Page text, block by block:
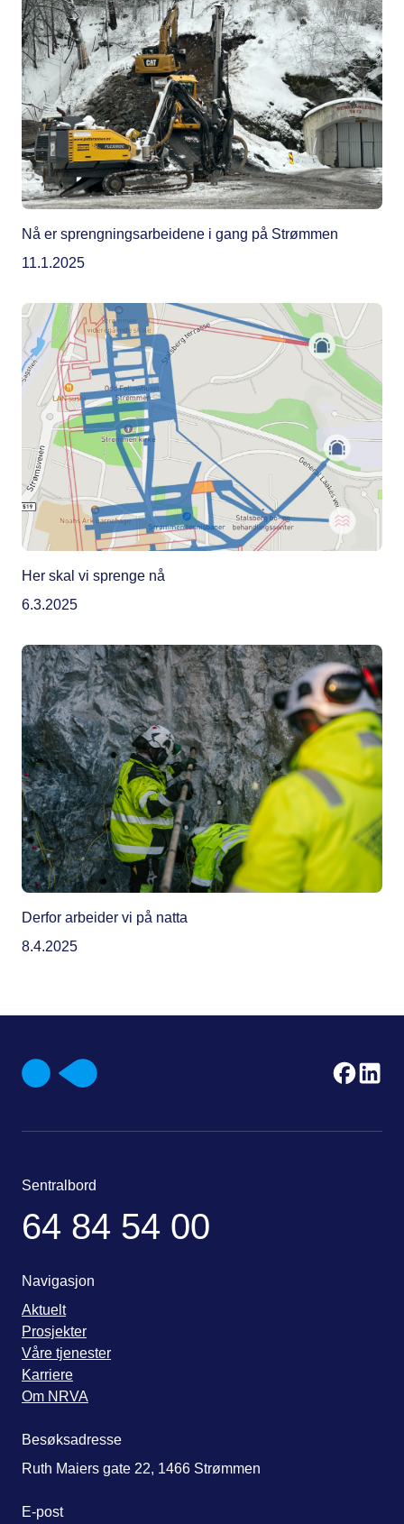
Nå er sprengningsarbeidene i gang på Strømmen
11.1.2025
Her skal vi sprenge nå
6.3.2025
Derfor arbeider vi på natta
8.4.2025
Sentralbord
64 84 54 00
Navigasjon
Aktuelt
Prosjekter
Våre tjenester
Karriere
Om NRVA
Besøksadresse
Ruth Maiers gate 22, 1466 Strømmen
E-post